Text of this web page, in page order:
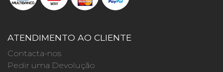
ATENDIMENTO AO CLIENTE
Contacta-nos
Pedir uma Devolução